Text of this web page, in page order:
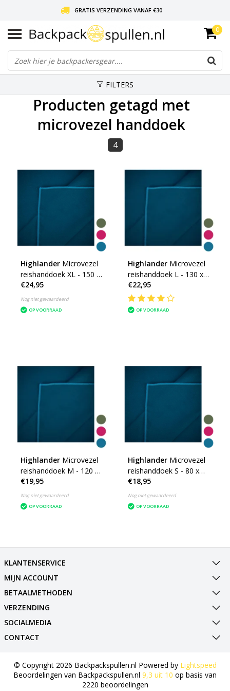
GRATIS VERZENDING VANAF €30
LIEFDE VOOR BACKPACKEN!
30 DAGEN GRATIS RETOUR
0
FILTERS
Producten getagd met
microvezel handdoek
4
Highlander Microvezel
reishanddoek XL - 150 x
85cm - Large -
microfibre soft
€24,95
Nog niet gewaardeerd
OP VOORRAAD
Highlander Microvezel
reishanddoek L - 130 x
70cm - Large -
microfibre soft
€22,95
OP VOORRAAD
Highlander Microvezel
reishanddoek M - 120 x
60cm - Medium -
microfibre soft
€19,95
Nog niet gewaardeerd
OP VOORRAAD
Highlander Microvezel
reishanddoek S - 80 x
40cm - Small -
microfibre soft
€18,95
Nog niet gewaardeerd
OP VOORRAAD
KLANTENSERVICE
MIJN ACCOUNT
BETAALMETHODEN
VERZENDING
SOCIALMEDIA
CONTACT
© Copyright 2026 Backpackspullen.nl Powered by Lightspeed
Beoordelingen van Backpackspullen.nl 9,3 uit 10 op basis van
2220 beoordelingen